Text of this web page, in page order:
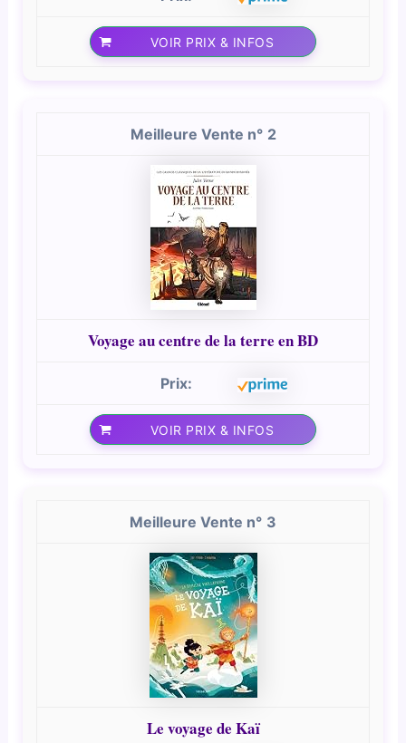
VOIR PRIX & INFOS
2
Voyage au centre de la terre en BD
VOIR PRIX & INFOS
3
Le voyage de Kaï